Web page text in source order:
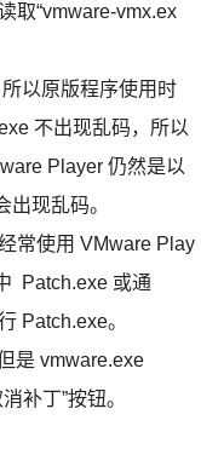
取“vmware-vmx.ex
以原版程序使用时
不出现乱码，所以
Player 仍然是以
出现乱码。
常使用 VMware Play
Patch.exe 或通
Patch.exe。
是 vmware.exe
补丁”按钮。